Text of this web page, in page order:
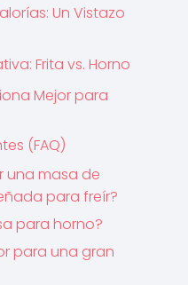
Un Vistazo
Frita vs. Horno
Mejor para
(FAQ)
una masa de
para freír?
para horno?
para una gran